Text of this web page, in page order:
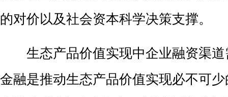
的对价以及社会资本科学决策支撑。
生态产品价值实现中企业融资渠
金融是推动生态产品价值实现必不可